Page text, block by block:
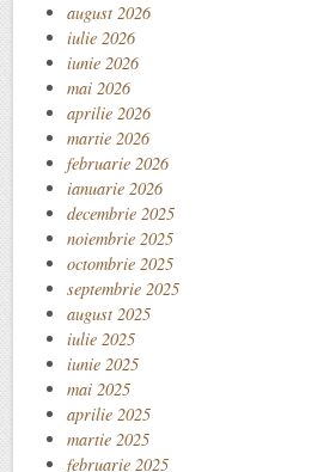
august 2026
iulie 2026
iunie 2026
mai 2026
aprilie 2026
martie 2026
februarie 2026
ianuarie 2026
decembrie 2025
noiembrie 2025
octombrie 2025
septembrie 2025
august 2025
iulie 2025
iunie 2025
mai 2025
aprilie 2025
martie 2025
februarie 2025